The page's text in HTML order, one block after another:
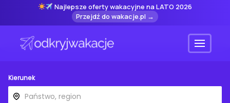
Najlepsze oferty wakacyjne na LATO 2026
Przejdź do wakacje.pl →
Menu
Kierunek